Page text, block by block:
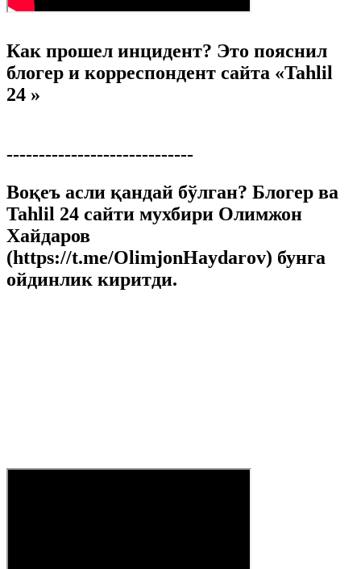
Как прошел инцидент? Это пояснил
блогер и корреспондент сайта «Tahlil
24 »
-----------------------------
Воқеъ асли қандай бўлган? Блогер ва
Tahlil 24 сайти мухбири Олимжон
Хайдаров
(https://t.me/OlimjonHaydarov) бунга
ойдинлик киритди.